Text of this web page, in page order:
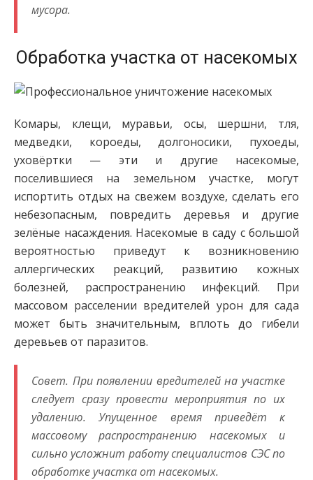
мусора.
Обработка участка от насекомых
Комары, клещи, муравьи, осы, шершни, тля,
медведки, короеды, долгоносики, пухоеды,
уховёртки — эти и другие насекомые,
поселившиеся на земельном участке, могут
испортить отдых на свежем воздухе, сделать его
небезопасным, повредить деревья и другие
зелёные насаждения. Насекомые в саду с большой
вероятностью приведут к возникновению
аллергических реакций, развитию кожных
болезней, распространению инфекций. При
массовом расселении вредителей урон для сада
может быть значительным, вплоть до гибели
деревьев от паразитов.
Совет. При появлении вредителей на участке
следует сразу провести мероприятия по их
удалению. Упущенное время приведёт к
массовому распространению насекомых и
сильно усложнит работу специалистов СЭС по
обработке участка от насекомых.